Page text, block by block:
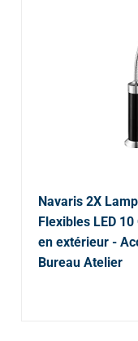
Navaris 2X
Flexibles LED
en extérieur -
Bureau Atelier